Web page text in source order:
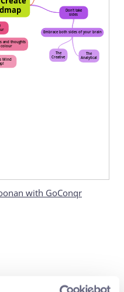
with GoConqr